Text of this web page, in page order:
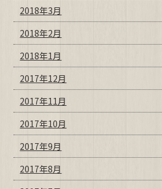
2018年3月
2018年2月
2018年1月
2017年12月
2017年11月
2017年10月
2017年9月
2017年8月